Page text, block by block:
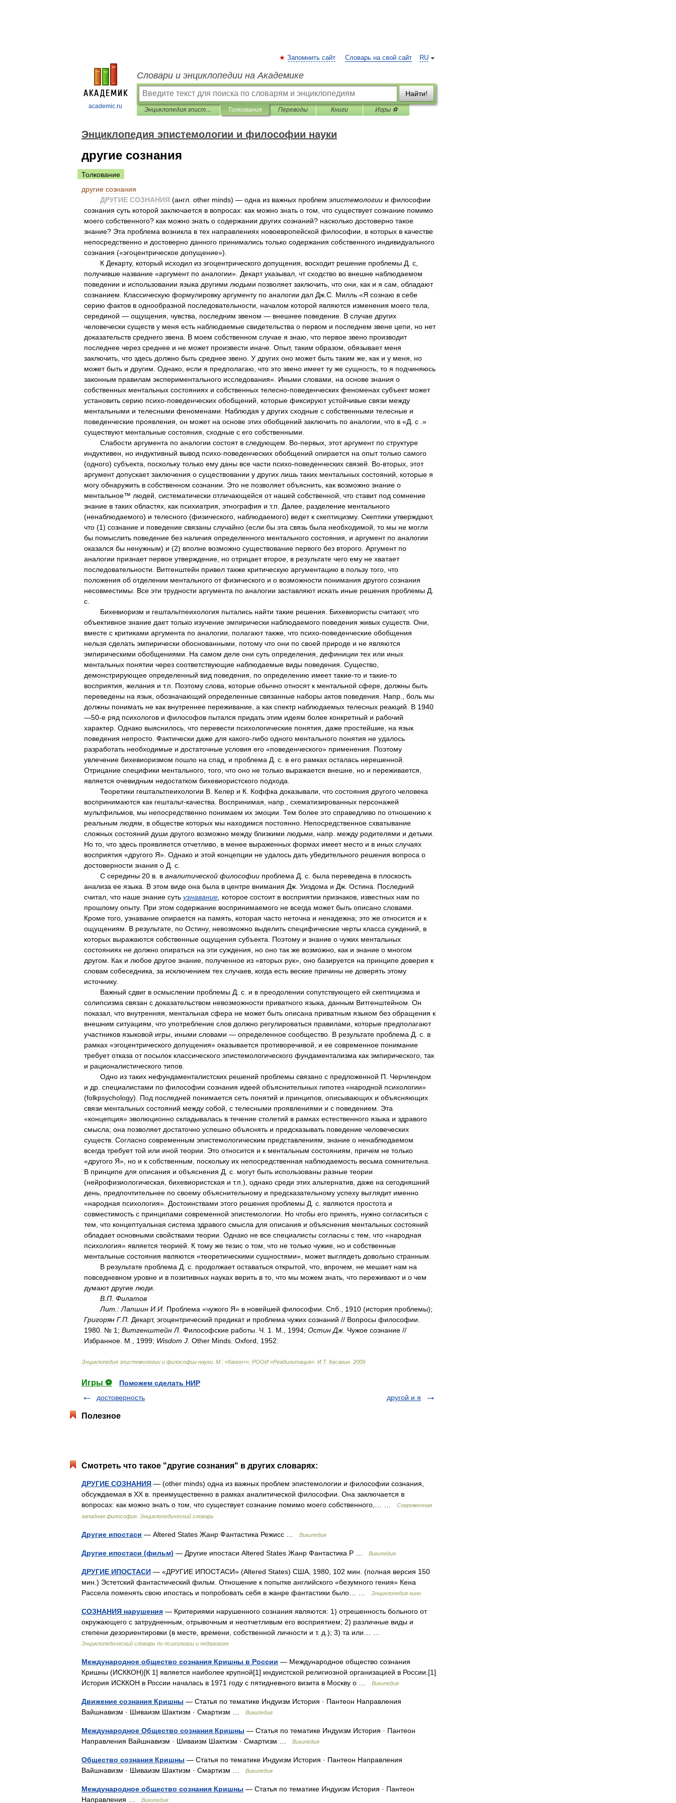
academic.ru
RU
Запомнить сайт Словарь на свой сайт
Словари и энциклопедии на Академике
Найти!
Энциклопедия эпистемологии и философии науки Толкования Переводы Книги Игры ⚽
Энциклопедия эпистемологии и философии науки
другие сознания
Толкование
другие сознания
ДРУГИЕ СОЗНАНИЯ (англ other minds) — одна из важных проблем эпистемологии и философии
сознания суть которой заключается в вопросах: как можно знать о том что существует сознание помимо
моего собственного? как можно знать о содержании других сознаний? насколько достоверно такое
знание? Эта проблема возникла в тех направлениях новоевропейской философии в которых в качестве
непосредственно и достоверно данного принимались только содержания собственного индивидуального
сознания («эгоцентрическое допущение»).
К Декарту, который исходил из эгоцентрического допущения восходит решение проблемы Д с
получивше название «аргумент по аналогии». Декарт указывал чт сходство во внешне наблюдаемом
поведении и использовании языка другими людьми позволяет заключить что они как и я сам обладают
сознанием
Классическую формулировку аргументу по аналогии дал Дж С Милль «Я сознаю в себе
серию фактов в однообразной последовательности началом которой являются изменения моего тела
серединой — ощущения чувства последним звеном — внешнее поведение В случае других
человечески существ у меня есть наблюдаемые свидетельства о первом и последнем звене цепи но нет
доказательств среднего звена В моем собственном случае я знаю что первое звено производит
последнее через среднее и не может произвести иначе Опыт, таким образом обязывает меня
заключить что здесь должно быть среднее звено У других оно может быть таким же как и у меня
но
может быть и другим Однако если я предполагаю что это звено имеет ту же сущность то я подчиняюсь
законным правилам экспериментального исследования». Иными словами на основе знания о
собственных ментальных состояниях и собственных телесно-поведенческих феноменах субъект может
установить серию психо-поведенческих обобщений которые фиксируют устойчивые связи между
ментальными и телесными феноменами Наблюдая у других сходные с собственными телесные и
поведенческие проявления он может на основе этих обобщений заключить по аналогии что в «Д с .»
существуют ментальные состояния сходные с его собственными
Слабости аргумента по аналогии состоят в следующем Во-первых этот аргумент по структуре
индуктивен
но индуктивный вывод психо-поведенческих обобщений опирается на опыт только самого
(одного) субъекта поскольку только ему даны все части психо-поведенческих связей Во-вторых этот
аргумент допускает заключения о существовании у других лишь таких ментальных состояний которые я
могу обнаружить в собственном сознании Это не позволяет объяснить как возможно знание о
ментальное™ людей систематически отличающейся от нашей собственной что ставит под сомнение
знание в таких областях как психиатрия этнография и т.п Далее разделение ментального
(ненаблюдаемого) и телесного (физического наблюдаемого) ведет к скептицизму. Скептики утверждают,
что (1) сознание и поведение связаны случайно (если бы эта связь была необходимой то мы не могли
бы помыслить поведение без наличия определенного ментального состояния и аргумент по аналогии
оказался бы ненужным) и (2) вполне возможно существование первого без второго Аргумент по
аналогии признает первое утверждение но отрицает второе в результате чего ему не хватает
последовательности
Витгенштейн привел также критическую аргументацию в пользу того что
положения об отделении ментального от физического и о возможности понимания другого сознания
несовместимы Все эти трудности аргумента по аналогии заставляют искать иные решения проблемы Д
с
Бихевиоризм и гештальтпеихология пытались найти такие решения Бихевиористы считают, что
объективное знание дает только изучение эмпирически наблюдаемого поведения живых существ Они
вместе с критиками аргумента по аналогии полагают также что психо-поведенческие обобщения
нельзя сделать эмпирически обоснованными потому что они по своей природе и не являются
эмпирическими обобщениями На самом деле они суть определения дефиниции тех или иных
ментальных понятии через соответствующие наблюдаемые виды поведения Существо
демонстрирующее определенный вид поведения по определению имеет такие-то и такие-то
восприятия желания и т.п Поэтому слова которые обычно относят к ментальной сфере должны быть
переведены на язык обозначающий определенные связанные наборы актов поведения Напр боль мы
должны понимать не как внутреннее переживание а как спектр наблюдаемых телесных реакций В 1940
—50-е ряд психологов и философов пытался придать этим идеям более конкретный и рабочий
характер Однако выяснилось что перевести психологические понятия даже простейшие на язык
поведения непросто Фактически даже для какого-либо одного ментального понятия не удалось
разработать необходимые и достаточные условия его «поведенческого» применения
Поэтому
увлечение бихевиоризмом пошло на спад и проблема Д с в его рамках осталась нерешенной
Отрицание специфики ментального того что оно не только выражается внешне но и переживается
является очевидным недостатком бихевиористского подхода
Теоретики гештальтпеихологии В Келер и К Коффка доказывали что состояния другого человека
воспринимаются как гештальт-качества Воспринимая напр схематизированных персонажей
мультфильмов мы непосредственно понимаем их эмоции Тем более это справедливо по отношению к
реальным людям в обществе которых мы находимся постоянно Непосредственное схватывание
сложных состояний души другого возможно между близкими людьми напр между родителями и детьми
Но то что здесь проявляется отчетливо в менее выраженных формах имеет место и в иных случаях
восприятия «другого Я». Однако и этой концепции не удалось дать убедительного решения вопроса о
достоверности знания о Д с
С середины 20 в в аналитической философии проблема Д с была переведена в плоскость
анализа ее языка В этом виде она была в центре внимания Дж Уиздома и Дж Остина
Последний
считал что наше знание суть узнавание которое состоит в восприятии признаков известных нам по
прошлому опыту. При этом содержание воспринимаемого не всегда может быть описано словами
Кроме того узнавание опирается на память которая часто неточна и ненадежна; это же относится и к
ощущениям
В результате по Остину, невозможно выделить специфические черты класса суждений
в
которых выражаются собственные ощущения субъекта Поэтому и знание о чужих ментальных
состояниях не должно опираться на эти суждения но оно так же возможно как и знание о многом
другом
Как и любое другое знание полученное из «вторых рук», оно базируется на принципе доверия к
словам собеседника за исключением тех случаев когда есть веские причины не доверять этому
источнику.
Важный сдвиг в осмыслении проблемы Д с и в преодолении сопутствующего ей скептицизма и
солипсизма связан с доказательством невозможности приватного языка данным Витгенштейном Он
показал что внутренняя ментальная сфера не может быть описана приватным языком без обращения к
внешним ситуациям что употребление слов должно регулироваться правилами которые предполагают
участников языковой игры иными словами — определенное сообщество В результате проблема Д с в
рамках «эгоцентрического допущения» оказывается противоречивой и ее современное понимание
требует отказа от посылок классического эпистемологического фундаментализма как эмпирического так
и рационалистического типов
Одно из таких нефундаменталистских решений проблемы связано с предложенной П
Черчлендом
и др специалистами по философии сознания идеей объяснительных гипотез «народной психологии»
(folkpsychology). Под последней понимается сеть понятий и принципов описывающих и объясняющих
связи ментальных состояний между собой с телесными проявлениями и с поведением
Эта
«концепция» эволюционно складывалась в течение столетий в рамках естественного языка и здравого
смысла; она позволяет достаточно успешно объяснять и предсказывать поведение человеческих
существ Согласно современным эпистемологическим представлениям знание о ненаблюдаемом
всегда требует той или иной теории Это относится и к ментальным состояниям причем не только
«другого Я», но и к собственным поскольку их непосредственная наблюдаемость весьма сомнительна
В принципе для описания и объяснения Д с могут быть использованы разные теории
(нейрофизиологическая бихевиористская и т.п .), однако среди этих альтернатив даже на сегодняшний
день предпочтительнее по своему объяснительному и предсказательному успеху выглядит именно
«народная психология». Достоинствами этого решения проблемы Д с являются простота и
совместимость с принципами современной эпистемологии Но чтобы его принять нужно согласиться с
тем что концептуальная система здравого смысла для описания и объяснения ментальных состояний
обладает основными свойствами теории Однако не все специалисты согласны с тем что «народная
психология» является теорией К тому же тезис о том что не только чужие но и собственные
ментальные состояния являются «теоретическими сущностями», может выглядеть довольно странным
В результате проблема Д с продолжает оставаться открытой что впрочем не мешает нам на
повседневном уровне и в позитивных науках верить в то что мы можем знать что переживают и о чем
думают другие люди
В П Филатов
Лит : Лапшин И И Проблема «чужого Я» в новейшей философии Спб 1910 (история проблемы);
Григорян Г.П Декарт, эгоцентрический предикат и проблема чужих сознаний // Вопросы философии
1980 . № 1 ; Витгенштейн Л Философские работы Ч 1 М 1994; Остин Дж Чужое сознание //
Избранное М 1999; Wisdom J Other Minds Oxford 1952
Энциклопедия эпистемологии и философии науки М : «Канон+», РООИ «Реабилитация» И Т. Касавин 2009
Игры ⚽
Поможем сделать НИР
достоверность
другой и я
Полезное
Смотреть что такое "другие сознания" в других словарях:
ДРУГИЕ СОЗНАНИЯ — (other minds) одна из важных проблем эпистемологии и философии сознания,
обсуждаемая в XX в. преимущественно в рамках аналитической философии. Она заключается в
вопросах: как можно знать о том, что существует сознание помимо моего собственного,… …
Современная
западная философия. Энциклопедический словарь
Другие ипостаси — Altered States Жанр Фантастика Режисс … Википедия
Другие ипостаси (фильм) — Другие ипостаси Altered States Жанр Фантастика Р … Википедия
ДРУГИЕ ИПОСТАСИ — «ДРУГИЕ ИПОСТАСИ» (Altered States) США, 1980, 102 мин. (полная версия 150
мин.) Эстетский фантастический фильм. Отношение к попытке английского «безумного гения» Кена
Рассела поменять свою ипостась и попробовать себя в жанре фантастики было… …
Энциклопедия кино
СОЗНАНИЯ нарушения — Критериями нарушенного сознания являются: 1) отрешенность больного от
окружающего с затрудненным, отрывочным и неотчетливым его восприятием; 2) различные виды и
степени дезориентировки (в месте, времени, собственной личности и т. д.); 3) та или… …
Энциклопедический словарь по психологии и педагогике
Международное общество сознания Кришны в России — Международное общество сознания
Кришны (ИСККОН)[К 1] является наиболее крупной[1] индуистской религиозной организацией в России.[1]
История ИСККОН в России началась в 1971 году с пятидневного визита в Москву о …
Википедия
Движение сознания Кришны — Статья по тематике Индуизм История · Пантеон Направления
Вайшнавизм · Шиваизм Шактизм · Смартизм …
Википедия
Международное Общество сознания Кришны — Статья по тематике Индуизм История · Пантеон
Направления Вайшнавизм · Шиваизм Шактизм · Смартизм …
Википедия
Общество сознания Кришны — Статья по тематике Индуизм История · Пантеон Направления
Вайшнавизм · Шиваизм Шактизм · Смартизм …
Википедия
Международное общество сознания Кришны — Статья по тематике Индуизм История · Пантеон
Направления …
Википедия